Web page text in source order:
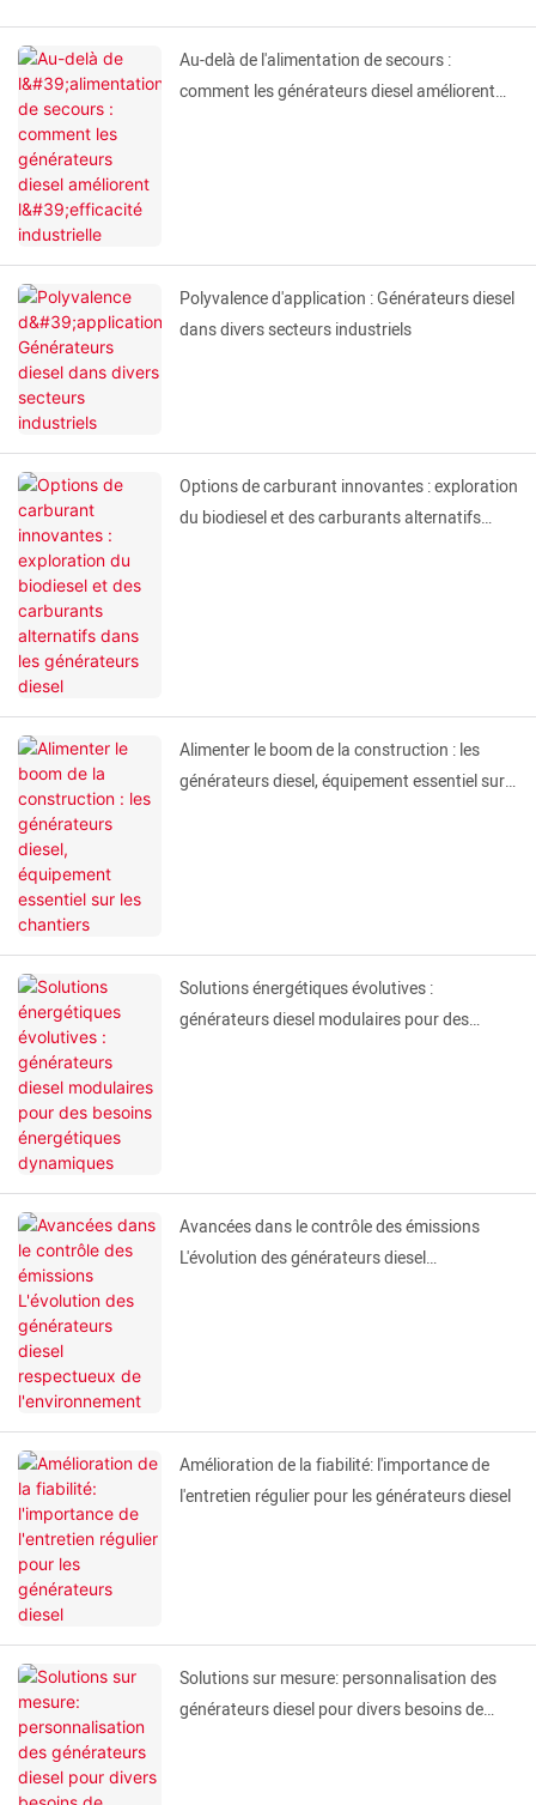
Au-delà de l'alimentation de secours :
comment les générateurs diesel améliorent
Polyvalence d'application : Générateurs diesel
dans divers secteurs industriels
Options de carburant innovantes : exploration
du biodiesel et des carburants alternatifs
Alimenter le boom de la construction : les
générateurs diesel, équipement essentiel sur
Solutions énergétiques évolutives :
générateurs diesel modulaires pour des
Avancées dans le contrôle des émissions
L'évolution des générateurs diesel
Amélioration de la fiabilité: l'importance de
l'entretien régulier pour les générateurs diesel
Solutions sur mesure: personnalisation des
générateurs diesel pour divers besoins de